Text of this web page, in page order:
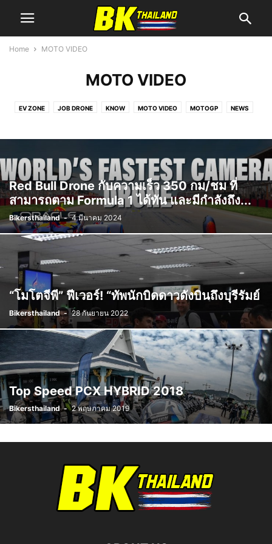
Home MOTO VIDEO
MOTO VIDEO
EV ZONE JOB DRONE KNOW MOTO VIDEO MOTOGP NEWS
Red Bull Drone กับความเร็ว 350 กม/ชม ที่
สามารถตาม Formula 1 ได้ทัน และมีกำลังถึง...
Bikersthailand - 4 มีนาคม 2024
“โมโตจีพี” ฟีเวอร์! “ทัพนักบิดดาวดังบินถึงบุรีรัมย์
Bikersthailand - 28 กันยายน 2022
Top Speed PCX HYBRID 2018
Bikersthailand - 2 พฤษภาคม 2019